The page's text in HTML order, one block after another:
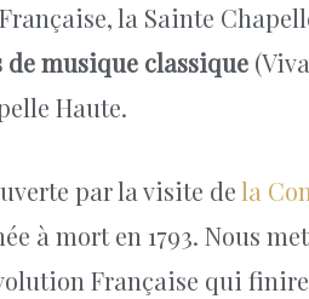
la Sainte
de musique classique
Haute.
par la visite dela
à mort en 1793. Nous
Française qui